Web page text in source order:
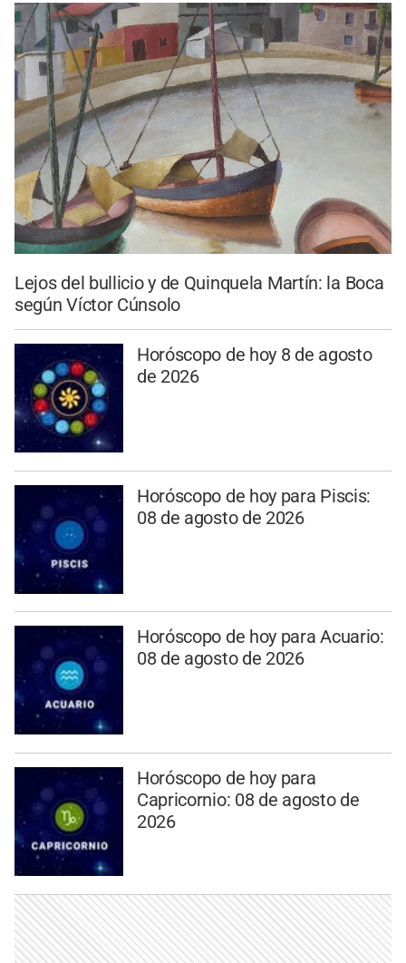
Lejos del bullicio y de Quinquela Martín: la Boca
según Víctor Cúnsolo
Horóscopo de hoy 8 de agosto
de 2026
Horóscopo de hoy para Piscis:
08 de agosto de 2026
Horóscopo de hoy para Acuario:
08 de agosto de 2026
Horóscopo de hoy para
Capricornio: 08 de agosto de
2026